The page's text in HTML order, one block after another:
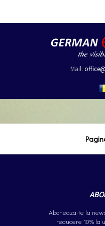
Mail:
Aboneaza-te la
reducere 10% la